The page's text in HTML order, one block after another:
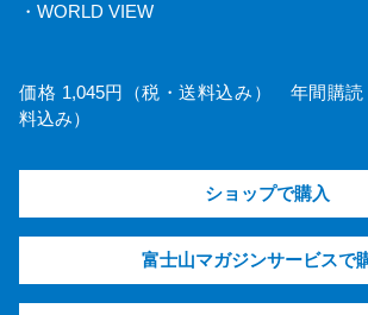
・WORLD VIEW
価格 1,045円（税・送料込み） 年間購読
料込み）
ショップで購入
富士山マガジンサービスで